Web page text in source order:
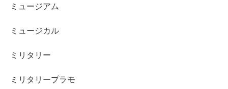
ミュージアム
ミュージカル
ミリタリー
ミリタリープラモ